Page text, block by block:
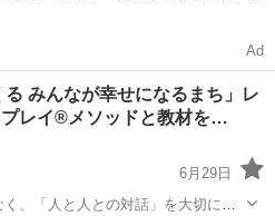
Ad
る みんなが幸せになるまち」レ
レイ®メソッドと教材を…
6月29日
、「人と人との対話」を大切にし